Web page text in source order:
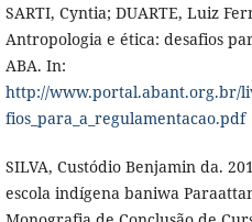
SARTI, Cyntia; DUARTE, Luiz
Antropologia e ética: desafios
ABA. In:
http://www.portal.abant.org.br/
fios_para_a_regulamentacao.pdf
SILVA, Custódio Benjamin da.
escola indígena baniwa